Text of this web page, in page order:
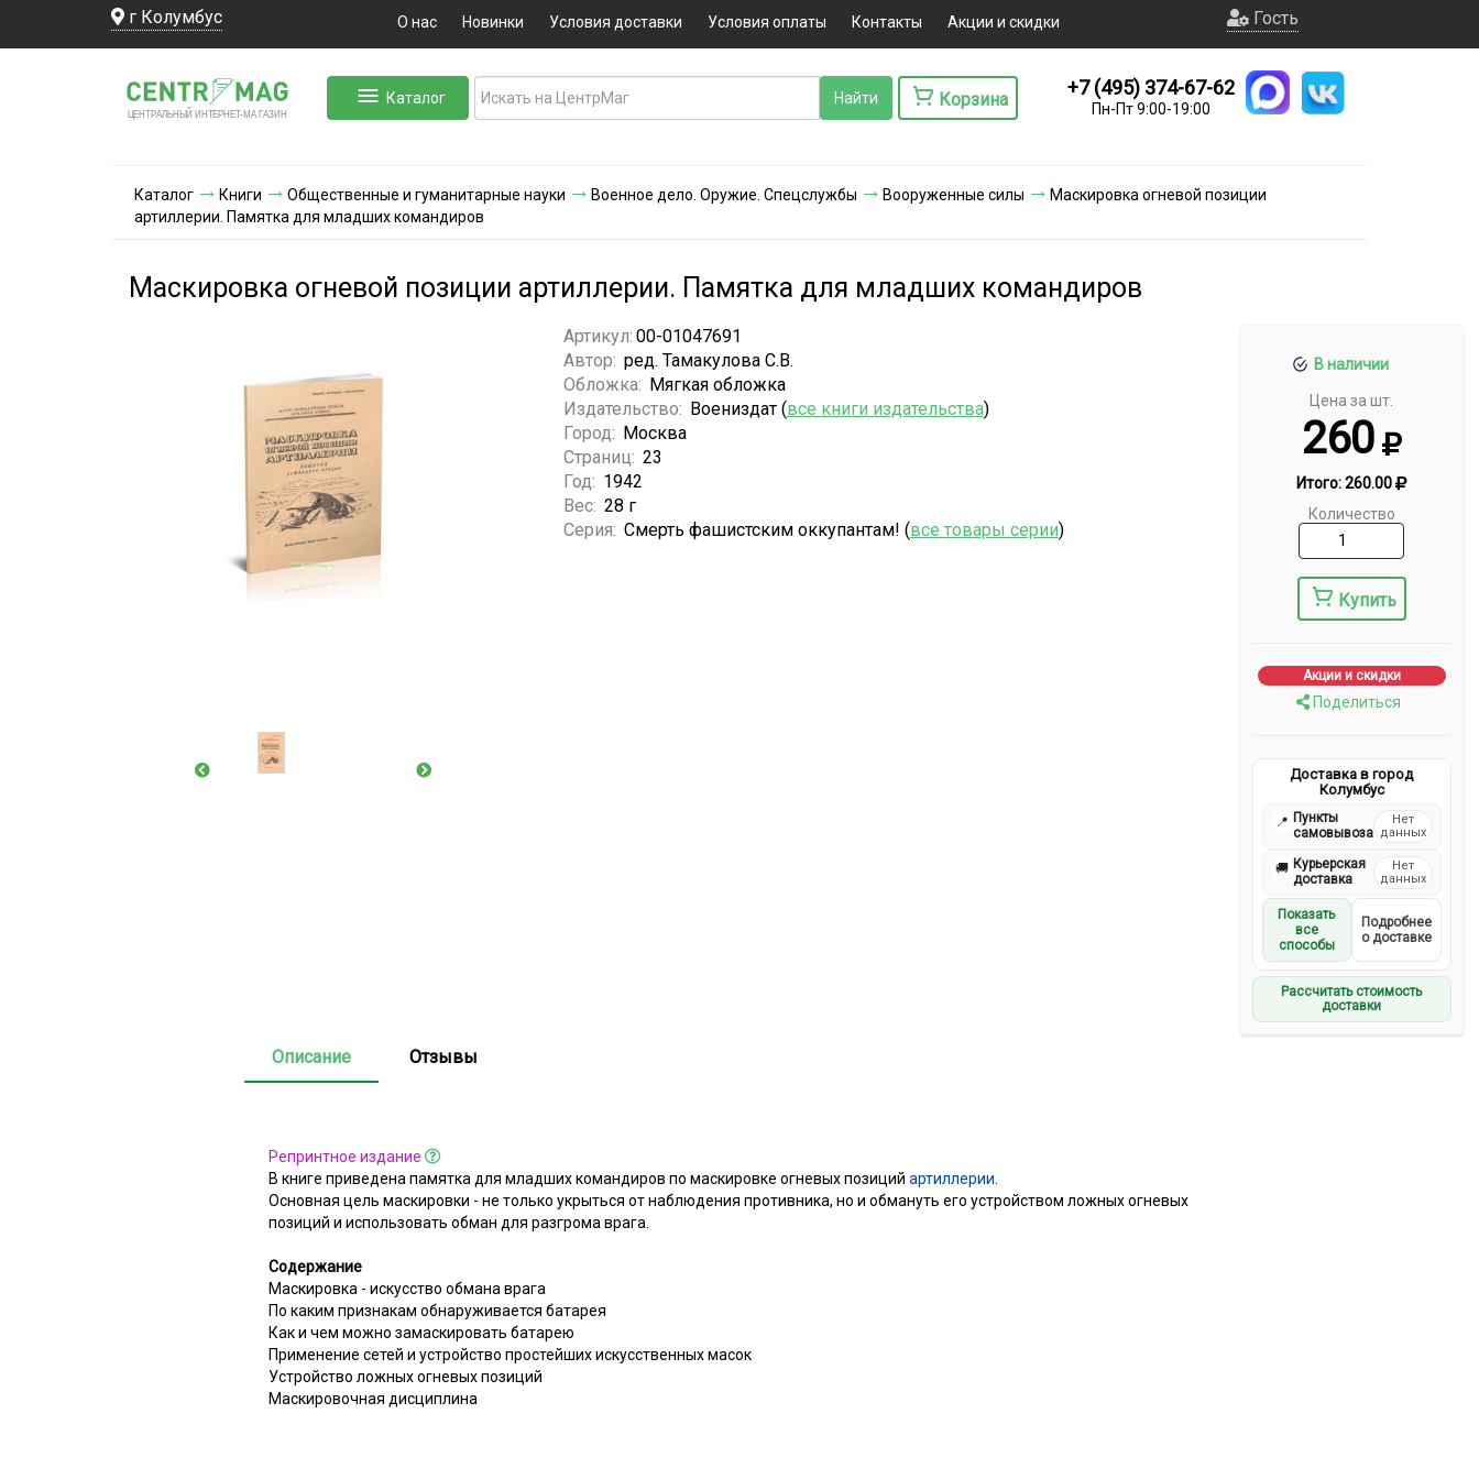
г Колумбус О нас Новинки Условия доставки Условия оплаты Контакты Акции и скидки Гость
ЦЕНТРАЛЬНЫЙ ИНТЕРНЕТ-МА ГАЗИН
Каталог Корзина
+7 (495) 374-67-62
Пн-Пт 9:00-19:00
Каталог Книги Общественные и гуманитарные науки Военное дело. Оружие. Спецслужбы Вооруженные силы
Маскировка огневой позиции
артиллерии. Памятка для младших командиров
Маскировка огневой позиции артиллерии. Памятка для младших командиров
В наличии
Цена за шт.
260
Итого:260.00
Количество
Купить
Акции и скидки
Поделиться
Доставка в город
Колумбус
📍 Пункты
самовывоза
Нет
данных
🚚 Курьерская
доставка
Нет
данных
Показать
все
способы
Подробнее
о доставке
Рассчитать стоимость
доставки
Артикул: 00-01047691
Автор: ред. Тамакулова С.В.
Обложка: Мягкая обложка
Издательство: Воениздат (все книги издательства)
Город: Москва
Страниц: 23
Год: 1942
Вес: 28 г
Серия: Смерть фашистским оккупантам! (все товары серии)
Описание Отзывы
Репринтное издание
В книге приведена памятка для младших командиров по маскировке огневых позиций артиллерии
Основная цель маскировки - не только укрыться от наблюдения противника, но и обмануть его устройством ложных огневых
позиций и использовать обман для разгрома врага.
Содержание
Маскировка - искусство обмана врага
По каким признакам обнаруживается батарея
Как и чем можно замаскировать батарею
Применение сетей и устройство простейших искусственных масок
Устройство ложных огневых позиций
Маскировочная дисциплина